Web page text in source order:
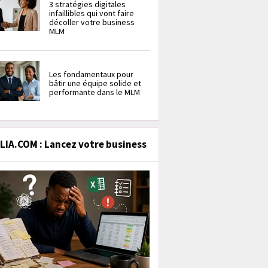
3 stratégies digitales
infaillibles qui vont faire
décoller votre business
MLM
Les fondamentaux pour
bâtir une équipe solide et
performante dans le MLM
: Lancez votre business